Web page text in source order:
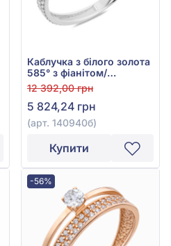
Каблучка з білого золота
585° з фіанітом/
куб.цирконієм, арт.
140940б
12 392,00 грн
5 824,24 грн
(арт. 140940б)
Купити
-56%